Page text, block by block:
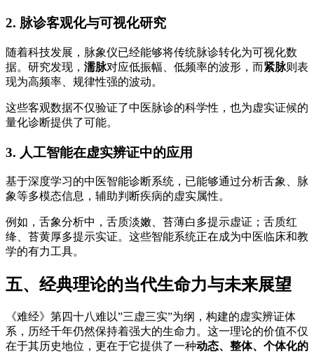
2. 脉诊客观化与可视化研究
随着科技发展，脉象仪已经能够将传统脉诊转化为可视化数
据。研究发现， 濡脉对应低振幅、低频率的波形，而紧脉则表
现为高频率、规律性强的波动。
这些客观数据不仅验证了中医脉诊的科学性，也为虚实证候的
量化诊断提供了可能。
3. 人工智能在虚实辨证中的应用
基于深度学习的中医智能诊断系统，已能够通过分析舌象、脉
象等多模态信息，辅助判断疾病的虚实属性。
例如，舌象分析中，舌质淡嫩、苔薄白多提示虚证；舌质红
绛、苔黄厚多提示实证。这些智能系统正在成为中医临床和教
学的有力工具。
五、经典理论的当代生命力与未来展望
《难经》第四十八难以”三虚三实”为纲，构建的虚实辨证体
系，历经千年仍然保持着强大的生命力。这一理论的价值不仅
在于其历史地位，更在于它提供了一种动态、整体、个体化的